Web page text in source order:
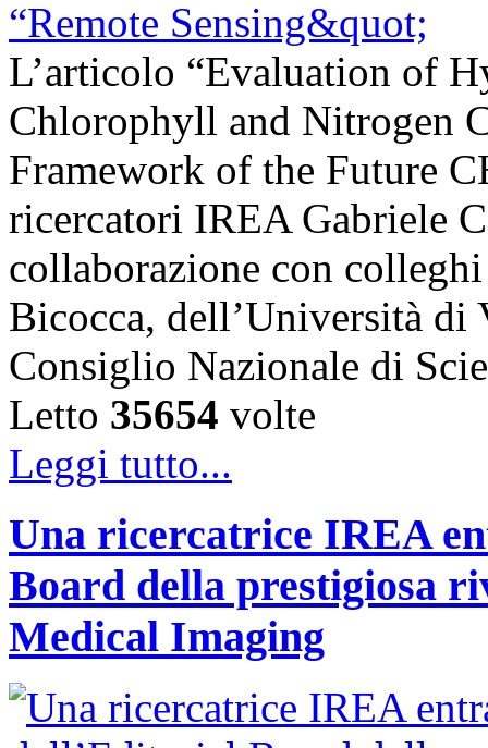
L’articolo “Evaluation of
Chlorophyll and Nitrogen
Framework of the Future
ricercatori IREA Gabriele
collaborazione con
Bicocca, dell’Università di
Consiglio Nazionale di
Letto 35654 volte
Leggi tutto...
Una ricercatrice IREA
Board della prestigiosa
Medical Imaging